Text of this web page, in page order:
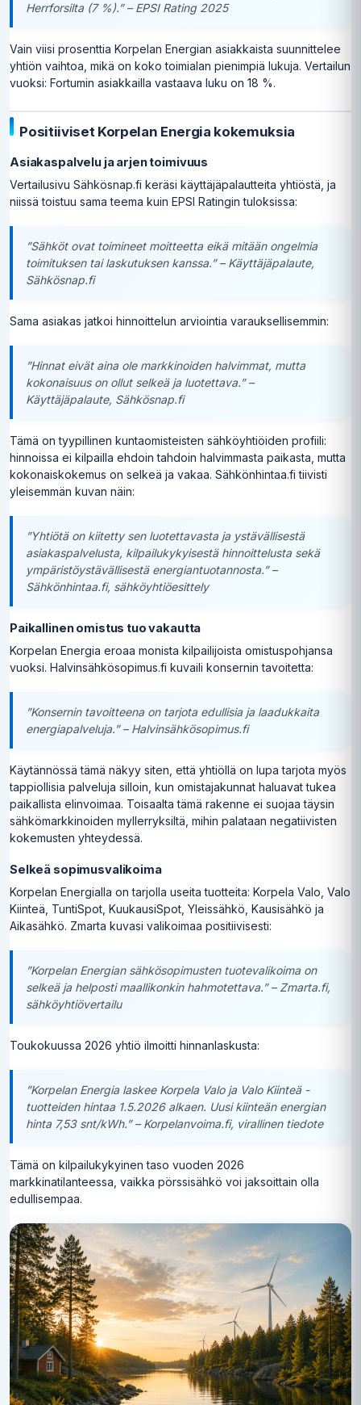
Herrforsilta (7 %).” – EPSI Rating 2025
Vain viisi prosenttia Korpelan Energian asiakkaista suunnittelee
yhtiön vaihtoa, mikä on koko toimialan pienimpiä lukuja. Vertailun
vuoksi: Fortumin asiakkailla vastaava luku on 18 %.
Positiiviset Korpelan Energia kokemuksia
Asiakaspalvelu ja arjen toimivuus
Vertailusivu Sähkösnap.fi keräsi käyttäjäpalautteita yhtiöstä, ja
niissä toistuu sama teema kuin EPSI Ratingin tuloksissa:
”Sähköt ovat toimineet moitteetta eikä mitään ongelmia
toimituksen tai laskutuksen kanssa.” – Käyttäjäpalaute,
Sähkösnap.fi
Sama asiakas jatkoi hinnoittelun arviointia varauksellisemmin:
”Hinnat eivät aina ole markkinoiden halvimmat, mutta
kokonaisuus on ollut selkeä ja luotettava.” –
Käyttäjäpalaute, Sähkösnap.fi
Tämä on tyypillinen kuntaomisteisten sähköyhtiöiden profiili:
hinnoissa ei kilpailla ehdoin tahdoin halvimmasta paikasta, mutta
kokonaiskokemus on selkeä ja vakaa. Sähkönhintaa.fi tiivisti
yleisemmän kuvan näin:
”Yhtiötä on kiitetty sen luotettavasta ja ystävällisestä
asiakaspalvelusta, kilpailukykyisestä hinnoittelusta sekä
ympäristöystävällisestä energiantuotannosta.” –
Sähkönhintaa.fi, sähköyhtiöesittely
Paikallinen omistus tuo vakautta
Korpelan Energia eroaa monista kilpailijoista omistuspohjansa
vuoksi. Halvinsähkösopimus.fi kuvaili konsernin tavoitetta:
”Konsernin tavoitteena on tarjota edullisia ja laadukkaita
energiapalveluja.” – Halvinsähkösopimus.fi
Käytännössä tämä näkyy siten, että yhtiöllä on lupa tarjota myös
tappiollisia palveluja silloin, kun omistajakunnat haluavat tukea
paikallista elinvoimaa. Toisaalta tämä rakenne ei suojaa täysin
sähkömarkkinoiden myllerryksiltä, mihin palataan negatiivisten
kokemusten yhteydessä.
Selkeä sopimusvalikoima
Korpelan Energialla on tarjolla useita tuotteita: Korpela Valo, Valo
Kiinteä, TuntiSpot, KuukausiSpot, Yleissähkö, Kausisähkö ja
Aikasähkö. Zmarta kuvasi valikoimaa positiivisesti:
”Korpelan Energian sähkösopimusten tuotevalikoima on
selkeä ja helposti maallikonkin hahmotettava.” – Zmarta.fi,
sähköyhtiövertailu
Toukokuussa 2026 yhtiö ilmoitti hinnanlaskusta:
”Korpelan Energia laskee Korpela Valo ja Valo Kiinteä -
tuotteiden hintaa 1.5.2026 alkaen. Uusi kiinteän energian
hinta 7,53 snt/kWh.” – Korpelanvoima.fi, virallinen tiedote
Tämä on kilpailukykyinen taso vuoden 2026
markkinatilanteessa, vaikka pörssisähkö voi jaksoittain olla
edullisempaa.